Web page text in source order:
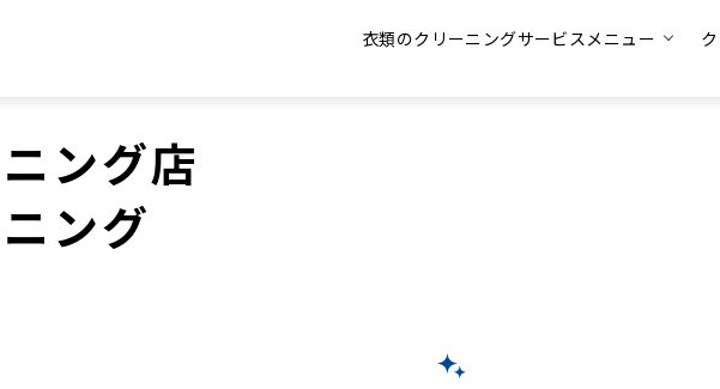
衣類のクリーニングサービスメニュー
ング店
ング